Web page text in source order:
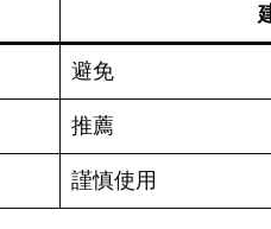
避免
推薦
謹慎使用